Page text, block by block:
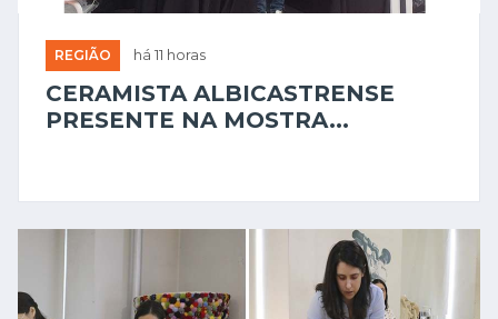
REGIÃO há 11 horas
CERAMISTA ALBICASTRENSE
PRESENTE NA MOSTRA...